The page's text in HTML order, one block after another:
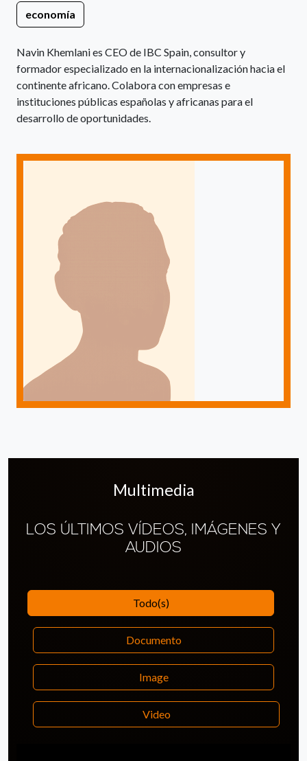
economía
Navin Khemlani es CEO de IBC Spain, consultor y
formador especializado en la internacionalización hacia el
continente africano. Colabora con empresas e
instituciones públicas españolas y africanas para el
desarrollo de oportunidades.
Multimedia
LOS ÚLTIMOS VÍDEOS, IMÁGENES Y
AUDIOS
Todo(s)
Documento
Image
Video